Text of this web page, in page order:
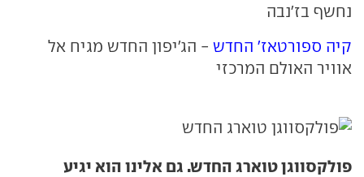
נחשף בז'נבה
קיה ספורטאז' החדש - הג'יפון החדש מגיח אל
אוויר האולם המרכזי
פולקסווגן טוארג החדש. גם אלינו הוא יגיע